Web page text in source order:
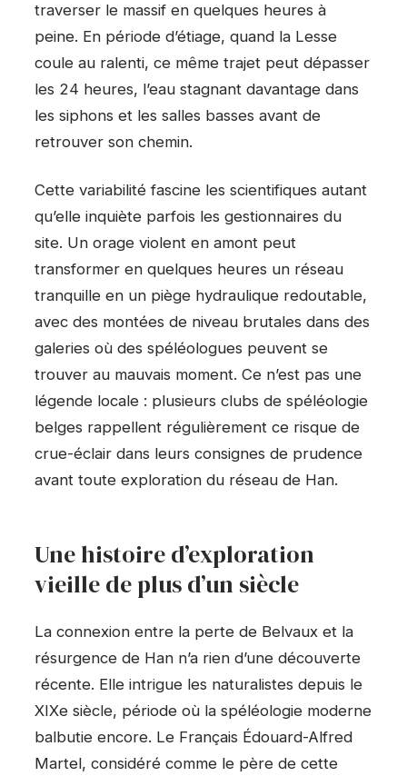
traverser le massif en quelques heures à
peine. En période d’étiage, quand la Lesse
coule au ralenti, ce même trajet peut dépasser
les 24 heures, l’eau stagnant davantage dans
les siphons et les salles basses avant de
retrouver son chemin.
Cette variabilité fascine les scientifiques autant
qu’elle inquiète parfois les gestionnaires du
site. Un orage violent en amont peut
transformer en quelques heures un réseau
tranquille en un piège hydraulique redoutable,
avec des montées de niveau brutales dans des
galeries où des spéléologues peuvent se
trouver au mauvais moment. Ce n’est pas une
légende locale : plusieurs clubs de spéléologie
belges rappellent régulièrement ce risque de
crue-éclair dans leurs consignes de prudence
avant toute exploration du réseau de Han.
Une histoire d’exploration
vieille de plus d’un siècle
La connexion entre la perte de Belvaux et la
résurgence de Han n’a rien d’une découverte
récente. Elle intrigue les naturalistes depuis le
XIXe siècle, période où la spéléologie moderne
balbutie encore. Le Français Édouard-Alfred
Martel, considéré comme le père de cette